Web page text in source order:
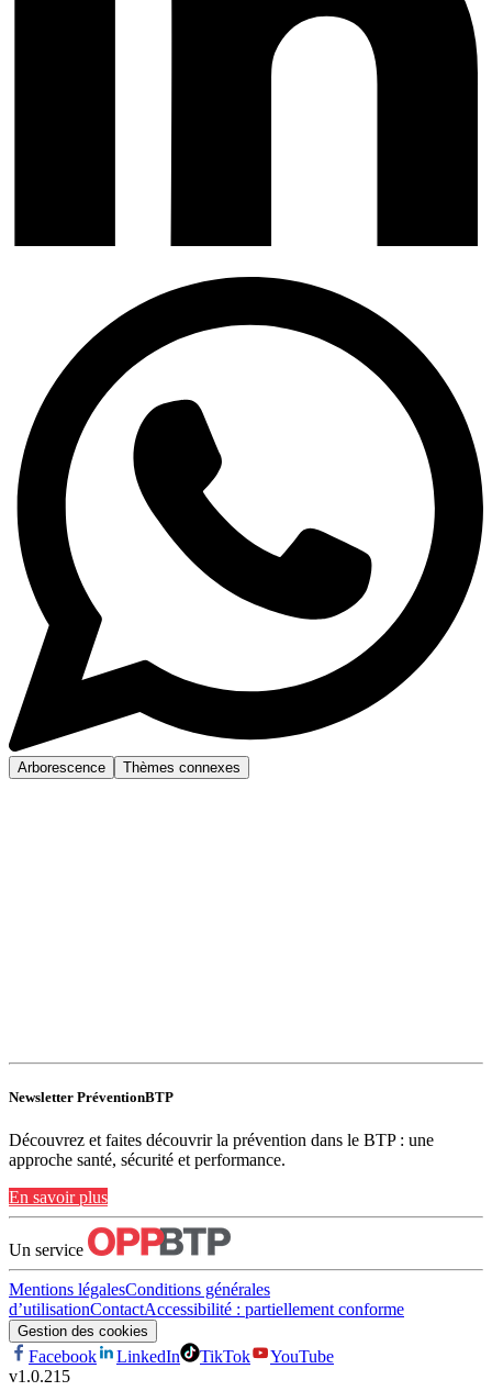
Arborescence Thèmes connexes
Newsletter PréventionBTP
Découvrez et faites découvrir la prévention dans le BTP : une
approche santé, sécurité et performance.
En savoir plus
Un service
Mentions légalesConditions générales
d’utilisationContactAccessibilité : partiellement conforme
Gestion des cookies
Facebook LinkedIn TikTok
YouTube
v1.0.215